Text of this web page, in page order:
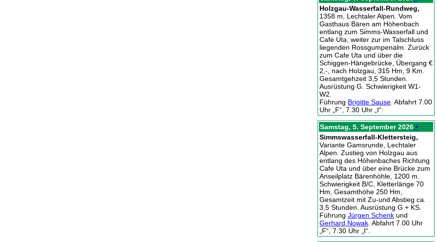
Holzgau-Wasserfall-Rundweg,
1358 m, Lechtaler Alpen. Vom
Gasthaus Bären am Höhenbach
entlang zum Simms-Wasserfall und
Cafe Uta, weiter zur im Talschluss
liegenden Rossgumpenalm. Zurück
zum Cafe Uta und über die
Schiggen-Hängebrücke, Übergang €
2,-, nach Holzgau, 315 Hm, 9 Km.
Gesamtgehzeit 3,5 Stunden.
Ausrüstung G. Schwierigkeit W1-
W2.
Führung Brigitte Sause . Abfahrt 7.00
Uhr „F“, 7.30 Uhr „I“:
Samstag, 5. September 2026 •
Simmswasserfall-Klettersteig,
Variante Gamsrunde, Lechtaler
Alpen. Zustieg von Holzgau aus
entlang des Höhenbaches Richtung
Cafe Uta und über eine Brücke zum
Anseilplatz Bärenhöhle, 1200 m.
Schwierigkeit B/C, Kletterlänge 70
Hm, Gesamthöhe 250 Hm,
Gesamtzeit mit Zu-und Abstieg ca.
3,5 Stunden. Ausrüstung G + KS.
Führung Jürgen Schenk und
Gerhard Nowak . Abfahrt 7.00 Uhr
„F“, 7.30 Uhr „I“.